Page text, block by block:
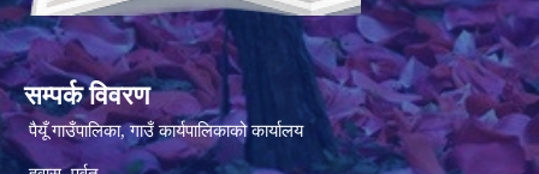
सम्पर्क विवरण
पैयूँ गाउँपालिका, गाउँ कार्यपालिकाको कार्यालय